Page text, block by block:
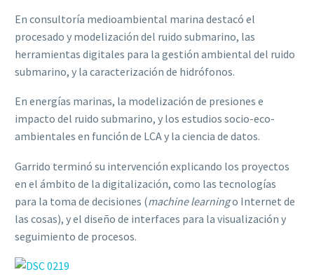
En consultoría medioambiental marina destacó el
procesado y modelización del ruido submarino, las
herramientas digitales para la gestión ambiental del ruido
submarino, y la caracterización de hidrófonos.
En energías marinas, la modelización de presiones e
impacto del ruido submarino, y los estudios socio-eco-
ambientales en función de LCA y la ciencia de datos.
Garrido terminó su intervención explicando los proyectos
en el ámbito de la digitalización, como las tecnologías
para la toma de decisiones (machine learningo Internet de
las cosas), y el diseño de interfaces para la visualización y
seguimiento de procesos.